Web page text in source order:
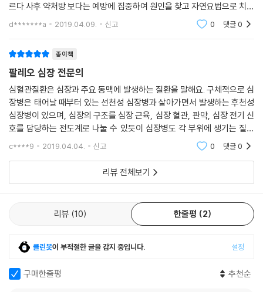
이 책은 진실을 받아들이고 자신의 건강에 스스로 책임을 지고자 하는 사
람들이 꼭 읽어야 할 책이다. 한 줄기 희망이며, 사람들의 삶을 바꾸는 한
일도 일어나지 않는다.”라고 말했다. 이 책이 여러분을 움직이게 할 것이
다.
- 마이클 J. 롭 (카이로프랙틱 척추신경 전문의, AAS, BA)
울프슨 박사는 진정으로 영감을 주는 의사이다. 세상을 바꾸길 원하는 모
든 시대의 사람들에게 울프슨 박사는 용감하고 지적인 롤모델이다. 그것이
비록 한 번에 한 걸음씩 작은 변화라 할지라도.
- 빅토리아 브루싸드 (간호사, BSN)
르다.사후 약처방 보다는 예방에 집중하여 원인을 찾고 자연요법으로 치료
를 하도록 해준다.평소 천기누설과 같은 프로그램을 보면 의학적 지식과는
d*******a 2019.04.09. 신고 0 댓글0
종이책
팔레오 심장 전문의
심혈관질환은 심장과 주요 동맥에 발생하는 질환을 말해요. 구체적으로 심
장병은 태어날 때부터 있는 선천성 심장병과 살아가면서 발생하는 후천성
심장병이 있으며, 심장의 구조를 심장 근육, 심장 혈관, 판막, 심장 전기 신
호를 담당하는 전도계로 나눌 수 있듯이 심장병도 각 부위에 생기는 질환
들로 분류할 수 있다고 해요. 주요 혈관계 질환은 대동맥, 허파동맥, 목동
c****9 2019.04.04. 신고 0 댓글0
리뷰 전체보기
리뷰 10 한줄평 2
클린봇이 부적절한 글을 감지 중입니다. 설정
구매한줄평 추천순